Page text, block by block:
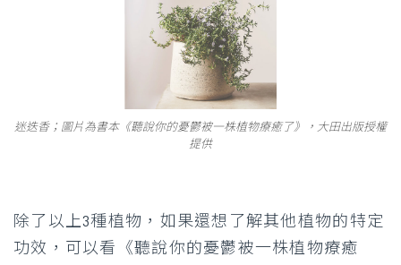
迷迭香；圖片為書本《聽說你的憂鬱被一株植物療癒了》，大田出版授權
提供
除了以上3種植物，如果還想了解其他植物的特定
功效，可以看《聽說你的憂鬱被一株植物療癒